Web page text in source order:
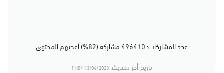
عدد المشاركات: 496410 مشاركة (82%) أعجبهم المحتوى
تاريخ أخر تحديث: 13/04/2023 11:04